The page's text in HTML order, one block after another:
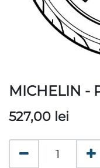
MICHELIN -
527,00 lei